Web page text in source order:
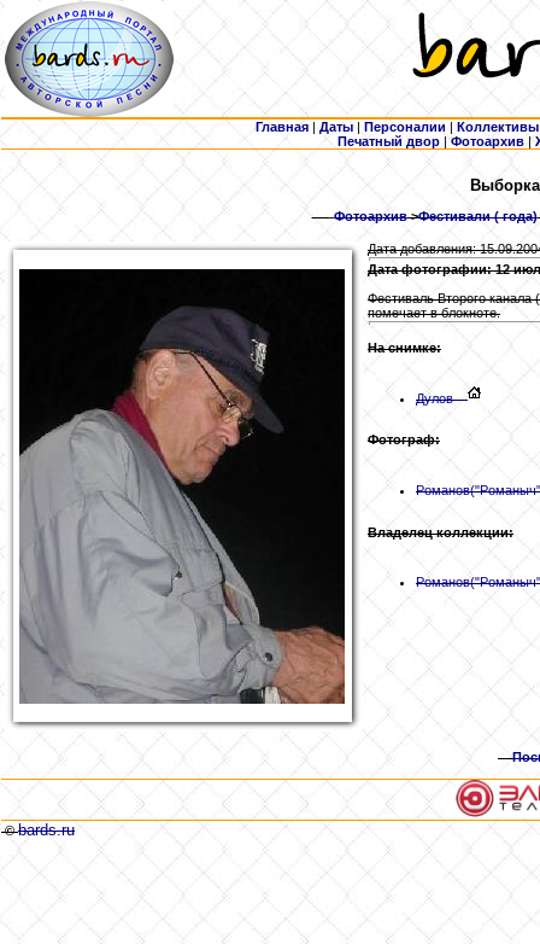
Главная | Даты | Персоналии | Коллективы
Печатный двор |Фотоархив |
Фотоархив>Фестивали ( года)
Дата добавления:
Дата фотографии: 12
Фестиваль Второго
помечает в блокноте.
На снимке:
Дулов
Фотограф:
Романов
Владелец коллекции:
Романов
©bards.ru